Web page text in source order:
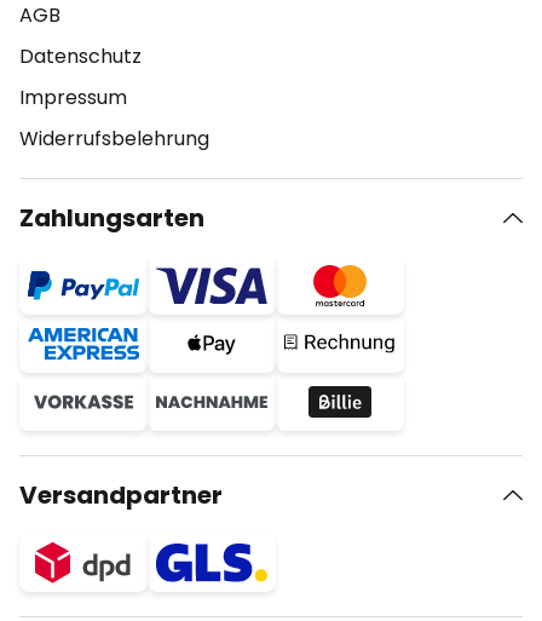
AGB
Datenschutz
Impressum
Widerrufsbelehrung
Zahlungsarten
Versandpartner